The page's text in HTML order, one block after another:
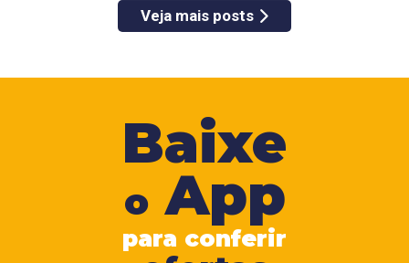
Veja mais posts
Baixe
oApp
para conferir